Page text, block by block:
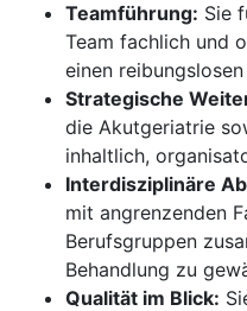
Teamführung: Sie
Team fachlich und
einen
Strategische
die Akutgeriatrie
inhaltlich,
Interdisziplinäre
mit angrenzenden
Berufsgruppen
Behandlung zu
Qualität im Blick: